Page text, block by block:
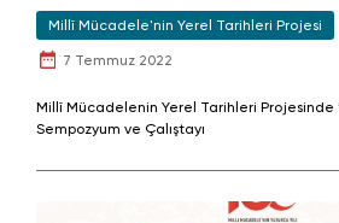
Millî Mücadele'nin Yerel Tarihleri Projesi
7 Temmuz 2022
Millî Mücadelenin Yerel Tarihleri Projesinde
Sempozyum ve Çalıştayı